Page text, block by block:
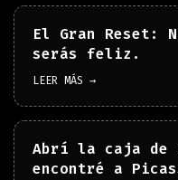
El Gran Reset:
serás feliz.
LEER MÁS →
Abrí la caja de
encontré a